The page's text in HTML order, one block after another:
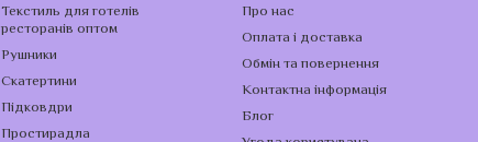
Текстиль для готелів
ресторанів оптом
Рушники
Скатертини
Підковдри
Простирадла
Про нас
Оплата і доставка
Обмін та повернення
Контактна інформація
Блог